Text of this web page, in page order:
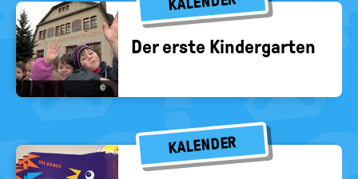
©
Der erste Kin­der­gar­ten
KALENDER